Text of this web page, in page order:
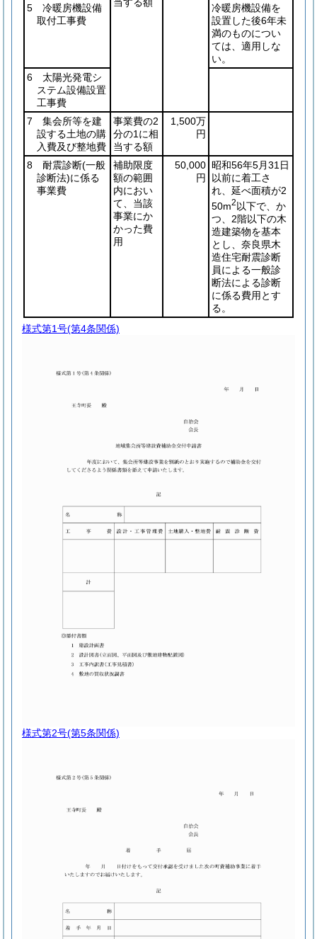
5 冷暖房機設備
取付工事費
冷暖房機設備を
設置した後6年未
満のものについ
ては、適用しな
い。
6 太陽光発電シ
ステム設備設置
工事費
7 集会所等を建
設する土地の購
入費及び整地費
事業費の2
分の1に相
当する額
1,500万
円
8 耐震診断(一般
診断法)に係る
事業費
補助限度
額の範囲
内におい
て、当該
事業にか
かった費
用
50,000
円
昭和56年5月31日
以前に着工さ
れ、延べ面積が2
50m2 以下で、か
つ、2階以下の木
造建築物を基本
とし、奈良県木
造住宅耐震診断
員による一般診
断法による診断
に係る費用とす
る。
様式第1号(第4条関係)
様式第2号(第5条関係)